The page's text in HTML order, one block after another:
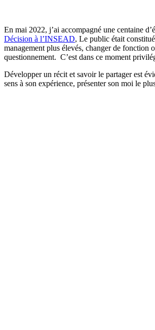
En mai 2022, j’ai accompagné une centaine
Décision à l’INSEAD, Le public était
management plus élevés, changer de fonction
questionnement. C’est dans ce moment
Développer un récit et savoir le partager est
sens à son expérience, présenter son moi le